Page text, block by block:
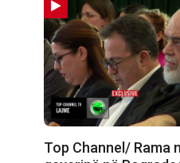
Top Channel/ Rama